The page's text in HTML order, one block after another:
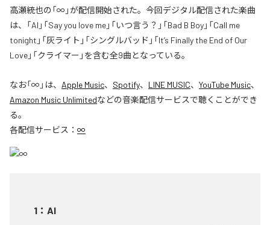
高瀬統也の「∞」が配信開始された。今回デジタル配信された楽曲
は、「AI」「Say you love me」「いつ言う？」「Bad B Boy」「Call me
tonight」「灰ライト」「シングルバッド」「It’s Finally the End of Our
Love」「クライマー」を含む全9曲となっている。
なお「∞ 」は、 Apple Music、 Spotify、 LINE MUSIC、 YouTube Music、
Amazon Music Unlimitedなどの音楽配信サービスで聴くことができ
る。
各配信サービス： ∞
1 ： AI